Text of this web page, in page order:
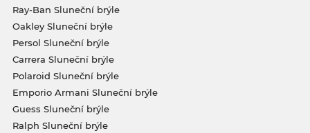
Ray-Ban Sluneční brýle
Oakley Sluneční brýle
Persol Sluneční brýle
Carrera Sluneční brýle
Polaroid Sluneční brýle
Emporio Armani Sluneční brýle
Guess Sluneční brýle
Ralph Sluneční brýle